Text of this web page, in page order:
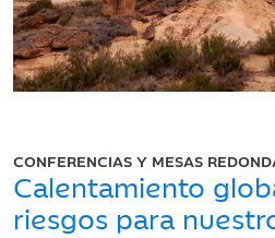
CONFERENCIAS Y MESAS
Calentamiento
riesgos para